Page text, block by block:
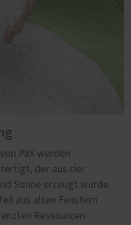
PaX werden
der aus der
Sonne erzeugt wurde.
aus alten Fenstern
Ressourcen